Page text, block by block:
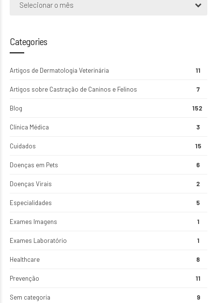
Selecionar o mês
Categories
Artigos de Dermatologia Veterinária 11
Artigos sobre Castração de Caninos e Felinos 7
Blog 152
Clínica Médica 3
Cuidados 15
Doenças em Pets 6
Doenças Virais 2
Especialidades 5
Exames Imagens 1
Exames Laboratório 1
Healthcare 8
Prevenção 11
Sem categoria 9